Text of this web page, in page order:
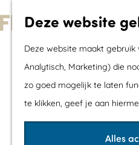
Deze website
Deze website maakt gebruik
Analytisch, Marketing) die
zo goed mogelijk te laten
te klikken, geef je aan
Alles